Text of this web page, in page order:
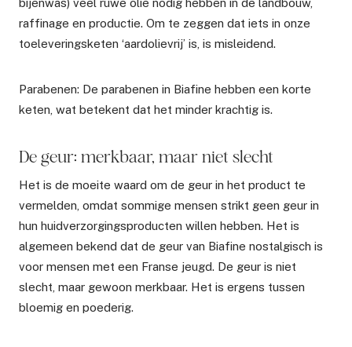
raffinage en productie. Om te zeggen dat iets in onze
toeleveringsketen ‘aardolievrij’ is, is misleidend.
Parabenen: De parabenen in Biafine hebben een korte
keten, wat betekent dat het minder krachtig is.
De geur: merkbaar, maar niet slecht
Het is de moeite waard om de geur in het product te
vermelden, omdat sommige mensen strikt geen geur in
hun huidverzorgingsproducten willen hebben. Het is
algemeen bekend dat de geur van Biafine nostalgisch is
voor mensen met een Franse jeugd. De geur is niet
slecht, maar gewoon merkbaar. Het is ergens tussen
bloemig en poederig.